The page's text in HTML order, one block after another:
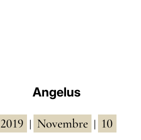
Angelus
2019 Novembre 10